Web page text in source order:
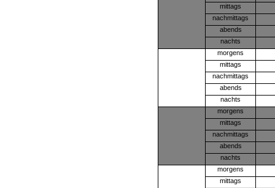
mittags
nachmittags
abends
nachts
morgens
mittags
nachmittags
abends
nachts
morgens
mittags
nachmittags
abends
nachts
morgens
mittags